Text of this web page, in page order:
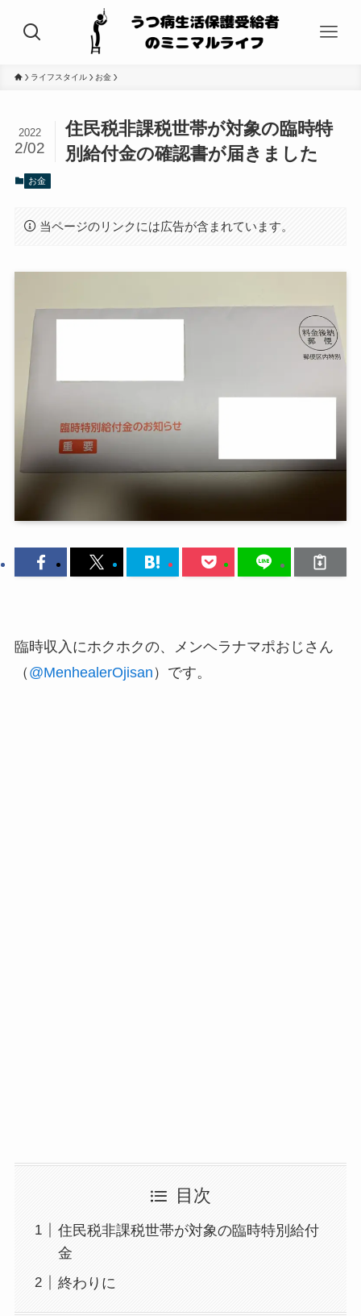
ライフスタイル お金
住民税非課税世帯が対象の臨時特
別給付金の確認書が届きました
2022
2/02
お金
当ページのリンクには広告が含まれています。
臨時収入にホクホクの、メンヘラナマポおじさん
（ @MenhealerOjisan ）です。
目次
住民税非課税世帯が対象の臨時特別給付
金
終わりに